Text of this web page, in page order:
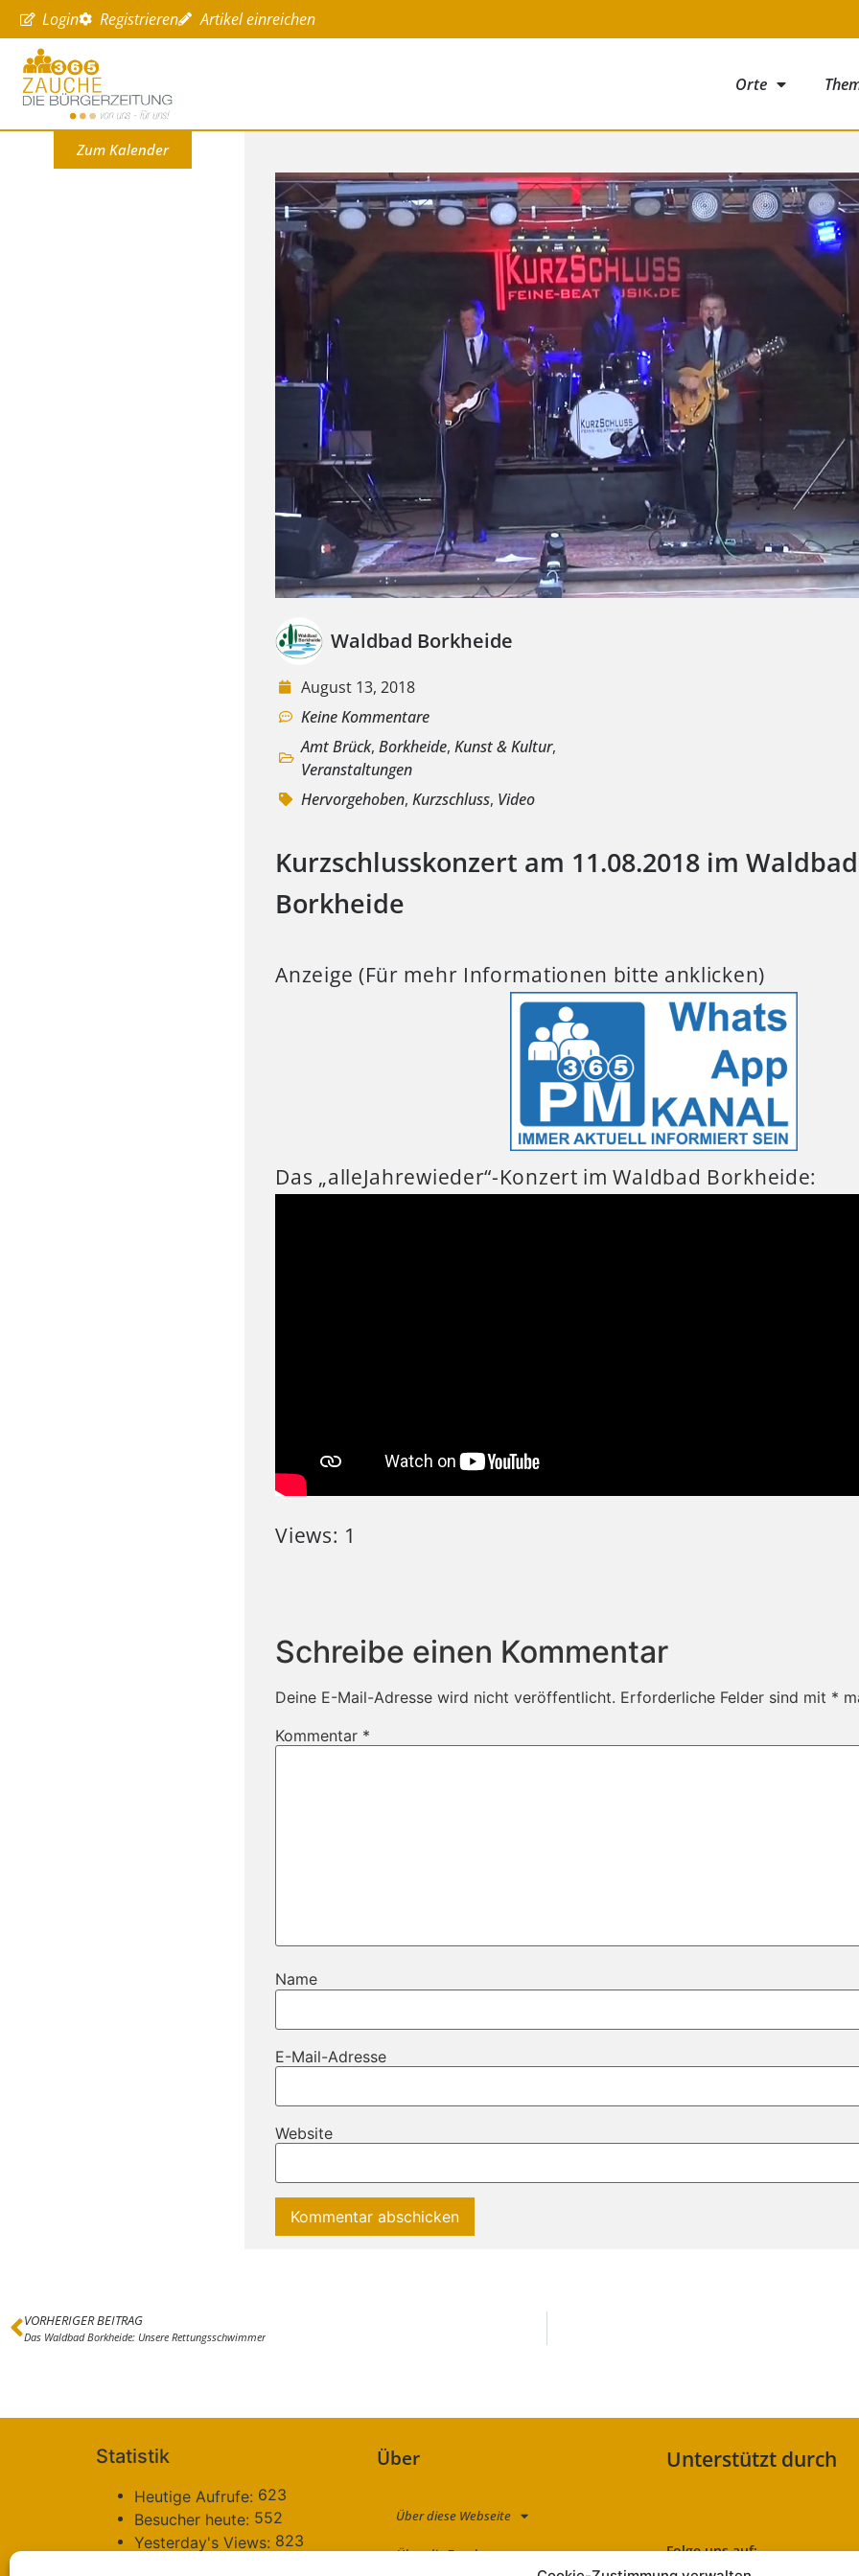
Login Registrieren Artikel einreichen
Orte
Zum Kalender
Waldbad Borkheide
August 13, 2018
Keine Kommentare
Amt Brück,Borkheide,Kunst & Kultur,
Veranstaltungen
Hervorgehoben,Kurzschluss, Video
Kurzschlusskonzert am 11.08.2018 im Waldbad
Borkheide
Anzeige (Für mehr Informationen bitte anklicken)
Das „alleJahrewieder“-Konzert im Waldbad Borkheide:
Views: 1
Schreibe einen Kommentar
Deine E-Mail-Adresse wird nicht veröffentlicht. Erforderliche Felder sind mit *
Kommentar *
Name
E-Mail-Adresse
Website
VORHERIGER BEITRAG
Das Waldbad Borkheide: Unsere Rettungsschwimmer
Statistik
Heutige Aufrufe: 623
Besucher heute: 552
Yesterday's Views: 823
Über
Über diese Webseite
Über die Zauche
Unterstützt durch
Folge uns auf: